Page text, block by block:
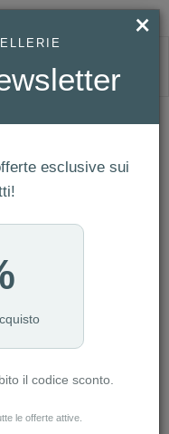
×
esclusive sui
il codice sconto.
le offerte attive.